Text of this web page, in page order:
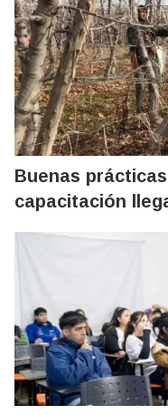
Buenas
capacitación